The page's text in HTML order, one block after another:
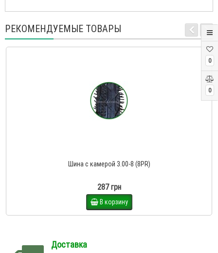
0
0
РЕКОМЕНДУЕМЫЕ ТОВАРЫ
Шина с камерой 3.00-8 (8PR)
287 грн
В корзину
Доставка